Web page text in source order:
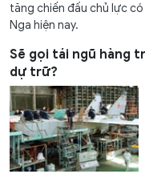
tăng chiến đấu chủ lực
Nga hiện nay.
Sẽ gọi tái ngũ hàng
dự trữ?